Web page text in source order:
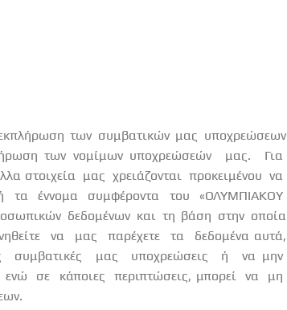
των συμβατικών μας υποχρεώσεων
των νομίμων υποχρεώσεών
μας.
Για
στοιχεία μας χρειάζονται προκειμένου να
τα έννομα συμφέροντα του
«ΟΛΥΜΠΙΑΚΟΥ
δεδομένων και τη βάση στην οποία
να μας παρέχετε τα
δεδομένα αυτά,
συμβατικές μας υποχρεώσεις ή
να μην
ενώ σε κάποιες περιπτώσεις, μπορεί να
μη